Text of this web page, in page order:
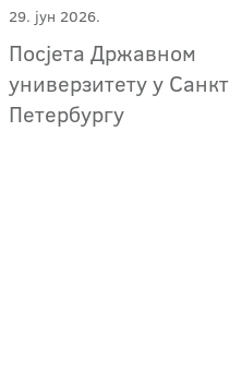
29. јун 2026.
Посјета Државном
универзитету у Санкт
Петербургу